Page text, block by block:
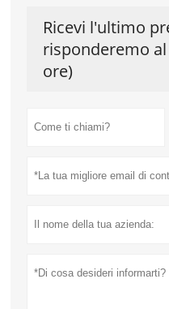
Ricevi l'ultimo
risponderemo
ore)